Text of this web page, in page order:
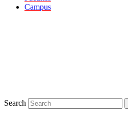
Campus
Search